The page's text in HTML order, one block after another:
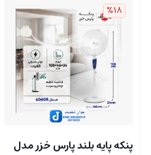
%18
پنکه پایه بلند پارس خزر مدل